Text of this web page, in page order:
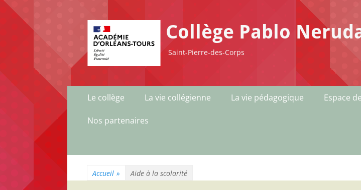
Collège Pablo
Saint-Pierre-des-Corps
Menu
principal
contenu
Le collège La vie collégienne La vie pédagogique Espace
Nos partenaires
Accueil » Aide à la scolarité